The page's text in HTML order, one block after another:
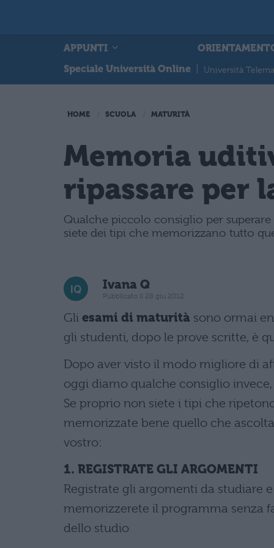
APPUNTI
Speciale Università Online
Università
HOME SCUOLA MATURITÀ
Memoria
ripassare per
Qualche piccolo consiglio per
siete dei tipi che memorizzano tutto
Ivana Q
Pubblicato il 28 giu 2012
Gli esami di maturità sono ormai
gli studenti, dopo le prove scritte, è
Dopo aver visto il modo migliore di
oggi diamo qualche consiglio invece,
Se proprio non siete i tipi che
memorizzate bene quello che
vostro:
1. REGISTRATE GLI ARGOMENTI
Registrate gli argomenti da studiare
memorizzerete il programma senza
dello studio